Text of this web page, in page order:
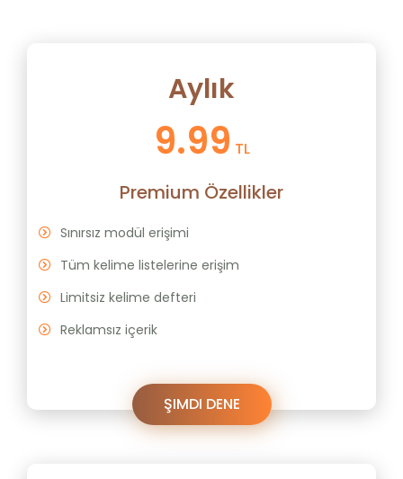
Aylık
9.99 TL
Premium Özellikler
Sınırsız modül erişimi
Tüm kelime listelerine erişim
Limitsiz kelime defteri
Reklamsız içerik
ŞIMDI DENE